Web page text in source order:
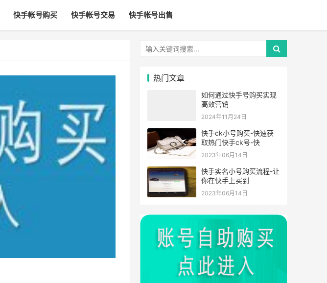
快手帐号购买 快手帐号交易 快手帐号出售
热门文章
如何通过快手号购买实现
高效营销
2024年11月24日
快手ck小号购买-快速获
取热门快手ck号-快
2023年06月14日
快手实名小号购买流程-让
你在快手上买到
2023年06月14日